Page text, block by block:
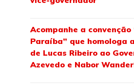
Acompanhe a convenção
Paraíba” que homologa
de Lucas Ribeiro ao
Azevedo e Nabor